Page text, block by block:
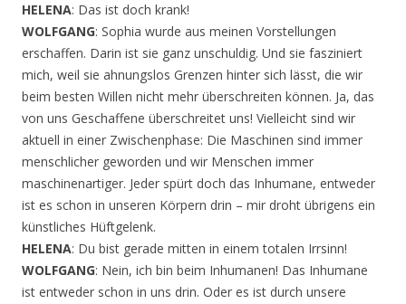
HELENA: Das ist doch krank!
WOLFGANG: Sophia wurde aus meinen Vorstellungen
erschaffen. Darin ist sie ganz unschuldig. Und sie fasziniert
mich, weil sie ahnungslos Grenzen hinter sich lässt, die wir
beim besten Willen nicht mehr überschreiten können. Ja, das
von uns Geschaffene überschreitet uns! Vielleicht sind wir
aktuell in einer Zwischenphase: Die Maschinen sind immer
menschlicher geworden und wir Menschen immer
maschinenartiger. Jeder spürt doch das Inhumane, entweder
ist es schon in unseren Körpern drin – mir droht übrigens ein
künstliches Hüftgelenk.
HELENA: Du bist gerade mitten in einem totalen Irrsinn!
WOLFGANG: Nein, ich bin beim Inhumanen! Das Inhumane
ist entweder schon in uns drin. Oder es ist durch unsere